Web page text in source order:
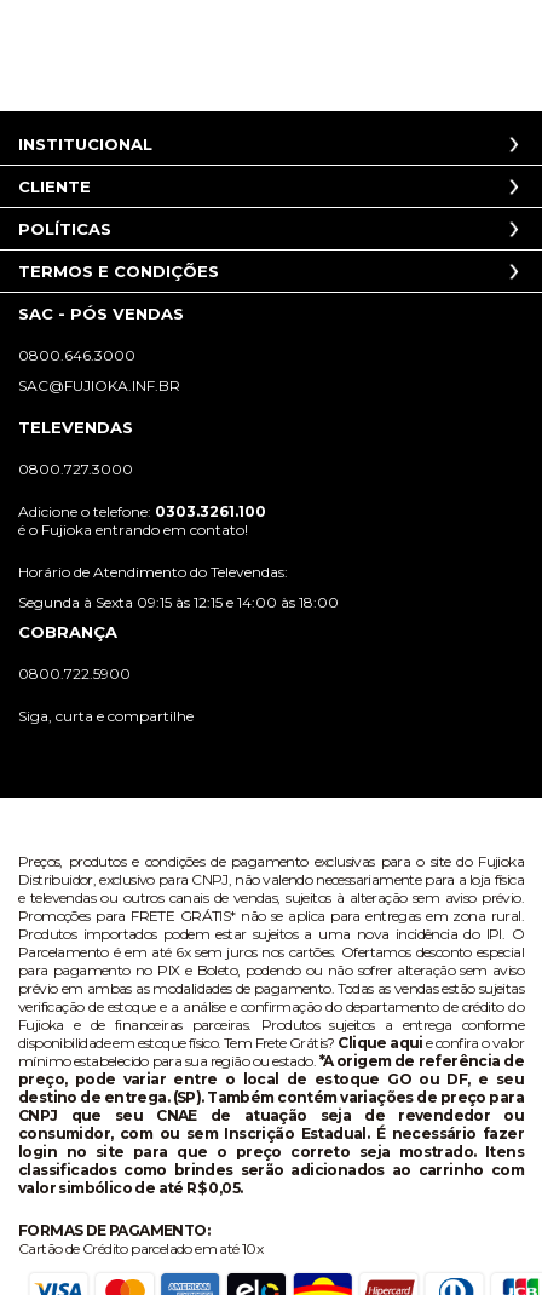
INSTITUCIONAL
CLIENTE
POLÍTICAS
TERMOS E CONDIÇÕES
SAC - PÓS VENDAS
0800.646.3000
SAC@FUJIOKA.INF.BR
TELEVENDAS
0800.727.3000
Adicione o telefone: 0303.3261.100
é o Fujioka entrando em contato!
Horário de Atendimento do Televendas:
Segunda à Sexta 09:15 às 12:15 e 14:00 às 18:00
COBRANÇA
0800.722.5900
Siga, curta e compartilhe
Preços, produtos e condições de pagamento exclusivas para o site do Fujioka
Distribuidor, exclusivo para CNPJ, não valendo necessariamente para a loja física
e televendas ou outros canais de vendas, sujeitos à alteração sem aviso prévio.
Promoções para FRETE GRÁTIS* não se aplica para entregas em zona rural.
Produtos importados podem estar sujeitos a uma nova incidência do IPI. O
Parcelamento é em até 6x sem juros nos cartões. Ofertamos desconto especial
para pagamento no PIX e Boleto, podendo ou não sofrer alteração sem aviso
prévio em ambas as modalidades de pagamento. Todas as vendas estão sujeitas
verificação de estoque e a análise e confirmação do departamento de crédito do
Fujioka e de financeiras parceiras. Produtos sujeitos a entrega conforme
disponibilidade em estoque físico. Tem Frete Grátis? Clique aqui e confira o valor
mínimo estabelecido para sua região ou estado. *A origem de referência de
preço, pode variar entre o local de estoque GO ou DF, e seu
destino de entrega. (SP). Também contém variações de preço para
CNPJ que seu CNAE de atuação seja de revendedor ou
consumidor, com ou sem Inscrição Estadual. É necessário fazer
login no site para que o preço correto seja mostrado. Itens
classificados como brindes serão adicionados ao carrinho com
valor simbólico de até R$ 0,05.
FORMAS DE PAGAMENTO:
Cartão de Crédito parcelado em até 10x